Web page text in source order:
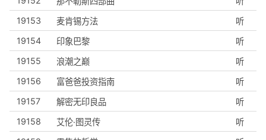
19153
麦肯锡方法
听
19154
印象巴黎
听
19155
浪潮之巅
听
19156
富爸爸投资指南
听
19157
解密无印良品
听
19158
艾伦·图灵传
听